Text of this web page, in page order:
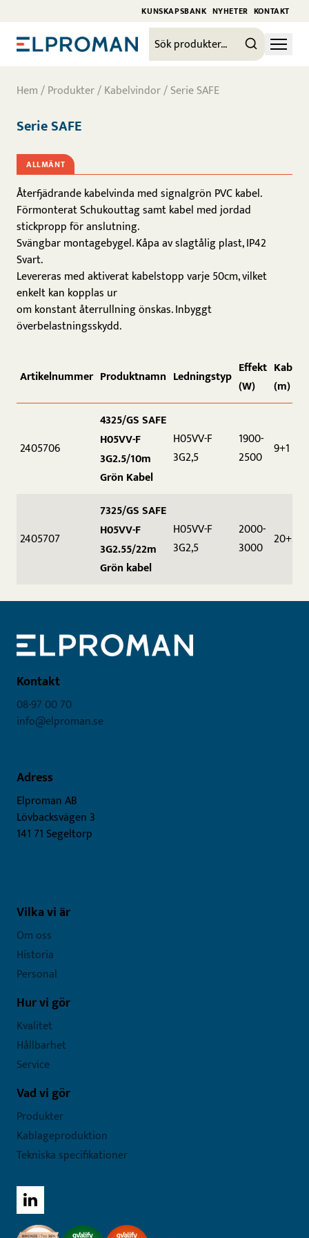
KUNSKAPSBANK NYHETER KONTAKT
Hem/Produkter/Kabelvindor/ Serie SAFE
Serie SAFE
ALLMÄNT
Återfjädrande kabelvinda med signalgrön PVC kabel.
Förmonterat Schukouttag samt kabel med jordad
stickpropp för anslutning.
Svängbar montagebygel. Kåpa av slagtålig plast, IP42
Svart.
Levereras med aktiverat kabelstopp varje 50cm, vilket
enkelt kan kopplas ur
om konstant återrullning önskas. Inbyggt
överbelastningsskydd.
Artikelnummer Produktnamn Ledningstyp Effekt
(W)
(m)
2405706
4325/GS SAFE
H05VV-F
3G2.5/10m
Grön Kabel
H05VV-F
3G2,5
1900-
2500
9+1
2405707
7325/GS SAFE
H05VV-F
3G2.55/22m
Grön kabel
H05VV-F
3G2,5
2000-
3000 20+2
Kontakt
08-97 00 70
info@elproman.se
Adress
Elproman AB
Lövbacksvägen 3
141 71 Segeltorp
Vilka vi är
Om oss
Historia
Personal
Hur vi gör
Kvalitet
Hållbarhet
Service
Vad vi gör
Produkter
Kablageproduktion
Tekniska specifikationer